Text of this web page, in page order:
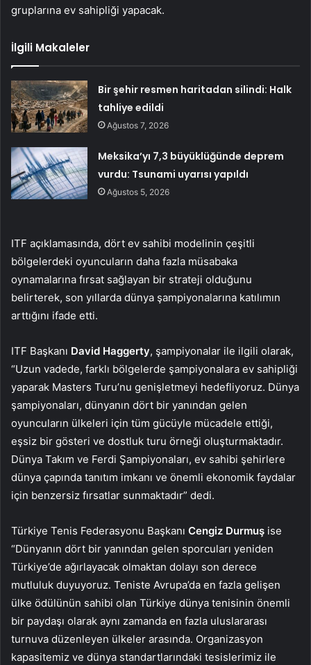
gruplarına ev sahipliği yapacak.
İlgili Makaleler
Bir şehir resmen haritadan silindi: Halk
tahliye edildi
Ağustos 7, 2026
Meksika’yı 7,3 büyüklüğünde deprem
vurdu: Tsunami uyarısı yapıldı
Ağustos 5, 2026
ITF açıklamasında, dört ev sahibi modelinin çeşitli
bölgelerdeki oyuncuların daha fazla müsabaka
oynamalarına fırsat sağlayan bir strateji olduğunu
belirterek, son yıllarda dünya şampiyonalarına katılımın
arttığını ifade etti.
ITF Başkanı David Haggerty, şampiyonalar ile ilgili olarak,
“Uzun vadede, farklı bölgelerde şampiyonalara ev sahipliği
yaparak Masters Turu’nu genişletmeyi hedefliyoruz. Dünya
şampiyonaları, dünyanın dört bir yanından gelen
oyuncuların ülkeleri için tüm gücüyle mücadele ettiği,
eşsiz bir gösteri ve dostluk turu örneği oluşturmaktadır.
Dünya Takım ve Ferdi Şampiyonaları, ev sahibi şehirlere
dünya çapında tanıtım imkanı ve önemli ekonomik faydalar
için benzersiz fırsatlar sunmaktadır” dedi.
Türkiye Tenis Federasyonu Başkanı Cengiz Durmuş ise
“Dünyanın dört bir yanından gelen sporcuları yeniden
Türkiye’de ağırlayacak olmaktan dolayı son derece
mutluluk duyuyoruz. Teniste Avrupa’da en fazla gelişen
ülke ödülünün sahibi olan Türkiye dünya tenisinin önemli
bir paydaşı olarak aynı zamanda en fazla uluslararası
turnuva düzenleyen ülkeler arasında. Organizasyon
kapasitemiz ve dünya standartlarındaki tesislerimiz ile